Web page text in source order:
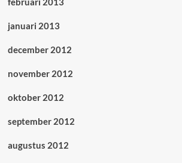
januari 2013
december 2012
november 2012
oktober 2012
september 2012
augustus 2012